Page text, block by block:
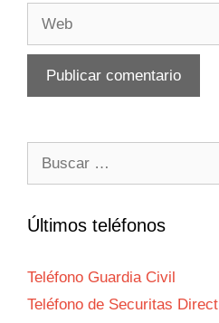
Últimos teléfonos
Teléfono Guardia Civil
Teléfono de Securitas Direct